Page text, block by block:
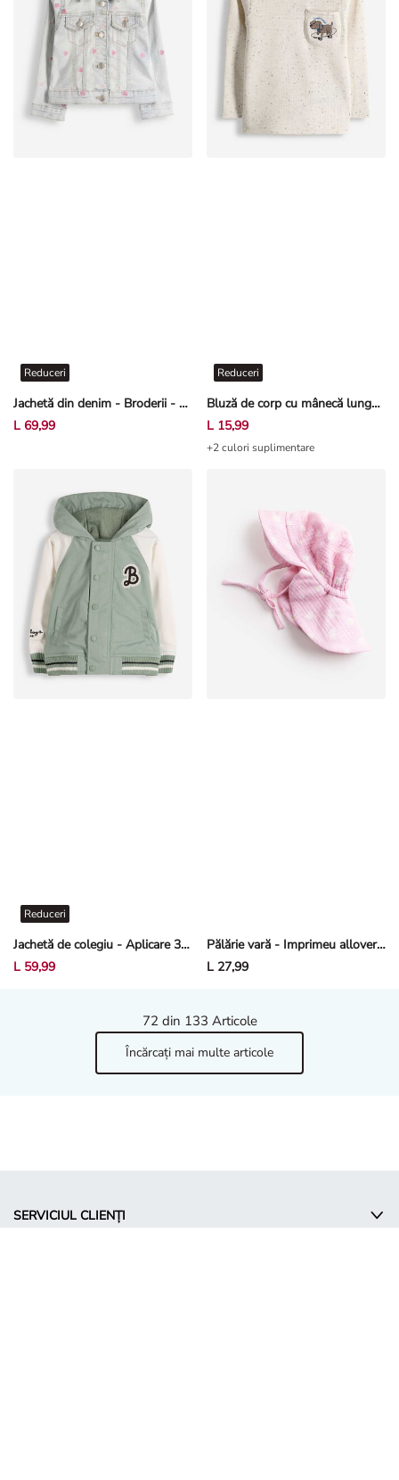
Jachetă din denim - Broderii - Albastru închis
Reduceri
L 69,99
Bluză de corp cu mânecă lungă - Structură gofrată - Alb
Reduceri
L 15,99
+2 culori suplimentare
Jachetă de colegiu - Aplicare 3D - Verde deschis
Reduceri
L 59,99
Pălărie vară - Imprimeu allover - Roz deschis
L 27,99
72 din 133 Articole
Încărcați mai multe articole
SERVICIUL CLIENȚI